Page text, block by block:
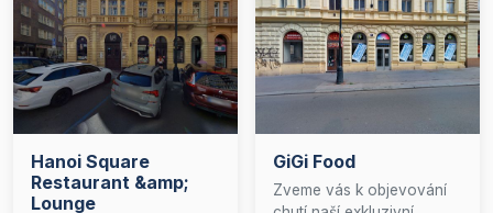
nabídky lahodných
pokrmů, osvěžujících
nealkoholických nápojů,
nebo pečlivě vybraných
alkoholických specialit.
Večer u nás zpříjemňuje
hudba, která dodává
našemu klubu živou a
přátelskou atmosféru.
Hanoi Square
Restaurant &amp;
Lounge
GiGi Food
Zveme vás k objevování